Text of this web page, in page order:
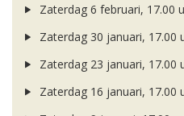
Zaterdag 6 februari, 17.00
Zaterdag 30 januari, 17.00
Zaterdag 23 januari, 17.00
Zaterdag 16 januari, 17.00